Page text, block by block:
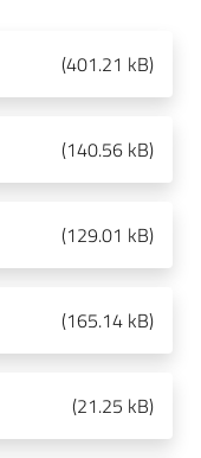
(401.21 kB)
(140.56 kB)
(129.01 kB)
(165.14 kB)
(21.25 kB)